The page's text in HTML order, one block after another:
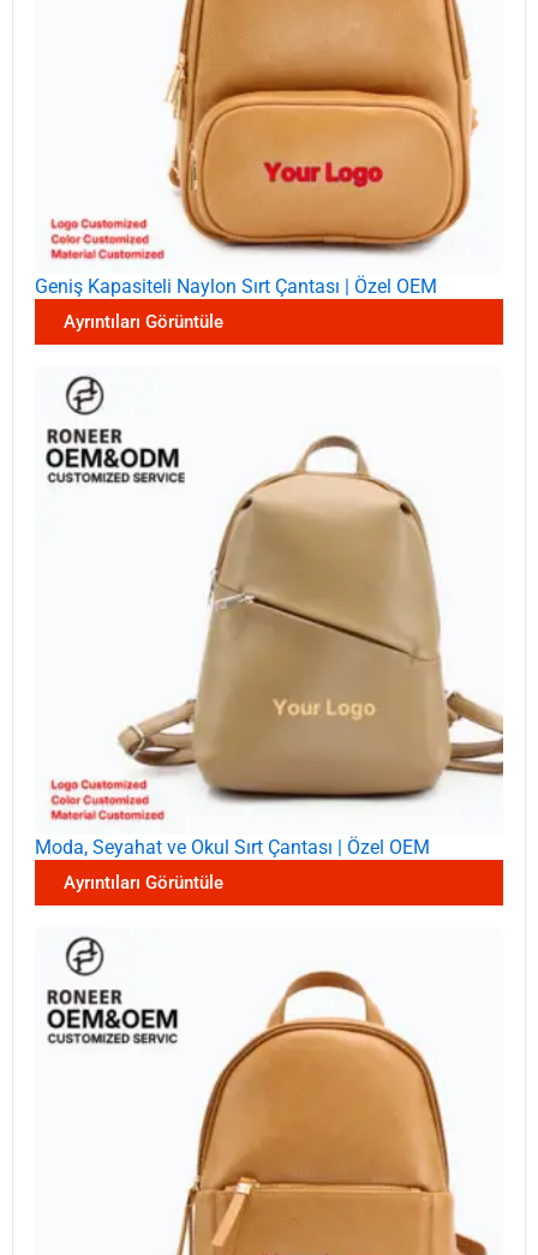
Geniş Kapasiteli Naylon Sırt Çantası | Özel OEM
Ayrıntıları Görüntüle
Moda, Seyahat ve Okul Sırt Çantası | Özel OEM
Ayrıntıları Görüntüle